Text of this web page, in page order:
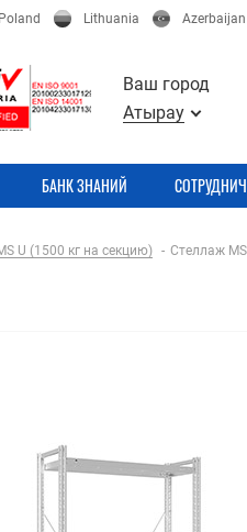
Poland Lithuania Azerbaijan
Ваш город
Атырау
БАНК ЗНАНИЙ
U (1500 кг на секцию) Стеллаж